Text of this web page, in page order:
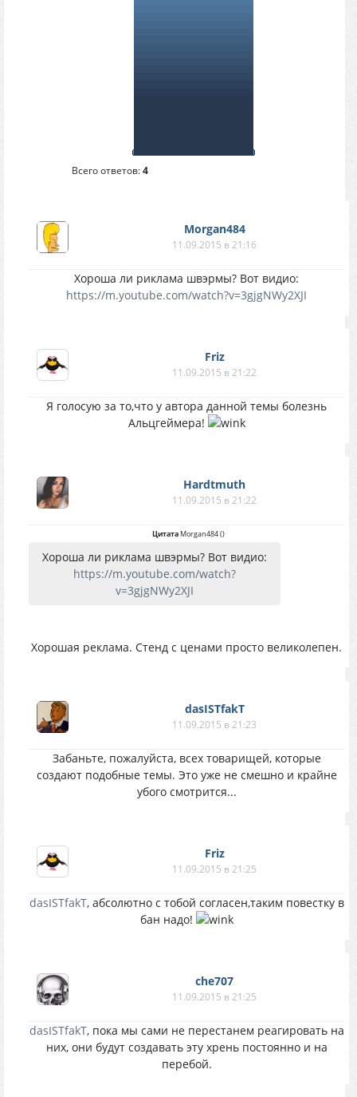
Всего ответов:4
Morgan484
11.09.2015 в 21:16
Хороша ли риклама швэрмы? Вот видио:
https://m.youtube.com/watch?v=3gjgNWy2XJI
Friz
11.09.2015 в 21:22
Я голосую за то,что у автора данной темы болезнь
Альцгеймера!
Hardtmuth
11.09.2015 в 21:22
ЦитатаMorgan484()
Хороша ли риклама швэрмы? Вот видио:
https://m.youtube.com/watch?
v=3gjgNWy2XJI
Хорошая реклама. Стенд с ценами просто великолепен.
dasISTfakT
11.09.2015 в 21:23
Забаньте, пожалуйста, всех товарищей, которые
создают подобные темы. Это уже не смешно и крайне
убого смотрится...
Friz
11.09.2015 в 21:25
dasISTfakT, абсолютно с тобой согласен,таким повестку в
бан надо!
che707
11.09.2015 в 21:25
dasISTfakT, пока мы сами не перестанем реагировать на
них, они будут создавать эту хрень постоянно и на
перебой.